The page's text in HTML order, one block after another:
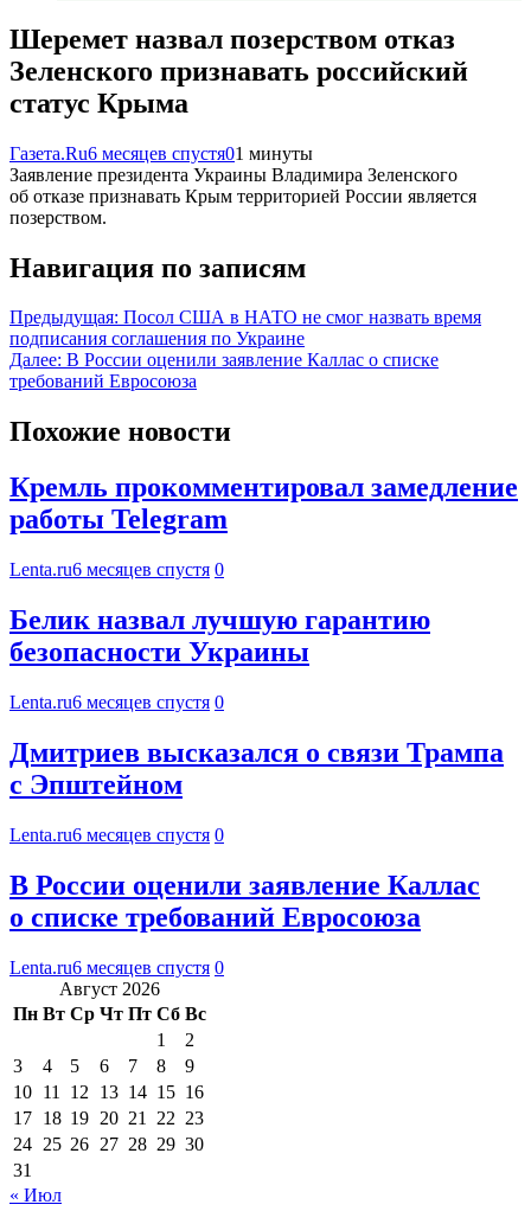
Шеремет назвал позерством отказ
Зеленского признавать российский
статус Крыма
Газета.Ru6 месяцев спустя01 минуты
Заявление президента Украины Владимира Зеленского
об отказе признавать Крым территорией России является
позерством.
Навигация по записям
Предыдущая: Посол США в НАТО не смог назвать время
подписания соглашения по Украине
Далее: В России оценили заявление Каллас о списке
требований Евросоюза
Похожие новости
Кремль прокомментировал замедление
работы Telegram
Lenta.ru6 месяцев спустя 0
Белик назвал лучшую гарантию
безопасности Украины
Lenta.ru6 месяцев спустя 0
Дмитриев высказался о связи Трампа
с Эпштейном
Lenta.ru6 месяцев спустя 0
В России оценили заявление Каллас
о списке требований Евросоюза
Lenta.ru6 месяцев спустя 0
Август 2026
Пн Вт Ср Чт Пт Сб Вс
1
2
3
4 5 6 7 8
9
10 11 12 13 14 15 16
17 18 19 20 21 22 23
24 25 26 27 28 29 30
31
« Июл